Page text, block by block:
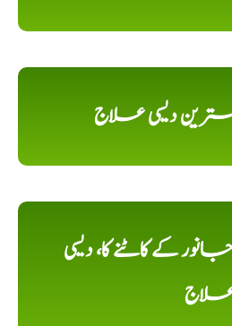
دیسی علاج
کے کاٹنے کا، دیسی